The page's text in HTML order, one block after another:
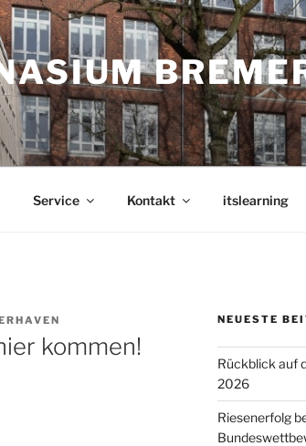
Service Kontakt itslearning
kommen!
NEUESTE
Rückblick auf
2026
Riesenerfolg